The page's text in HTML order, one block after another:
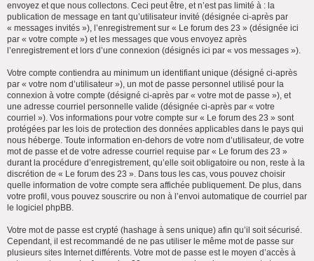
envoyez et que nous collectons. Ceci peut être, et n’est pas limité à : la
publication de message en tant qu’utilisateur invité (désignée ci-après par
« messages invités »), l’enregistrement sur « Le forum des 23 » (désignée ici
par « votre compte ») et les messages que vous envoyez après
l’enregistrement et lors d’une connexion (désignés ici par « vos messages »).
Votre compte contiendra au minimum un identifiant unique (désigné ci-après
par « votre nom d’utilisateur »), un mot de passe personnel utilisé pour la
connexion à votre compte (désigné ci-après par « votre mot de passe »), et
une adresse courriel personnelle valide (désignée ci-après par « votre
courriel »). Vos informations pour votre compte sur « Le forum des 23 » sont
protégées par les lois de protection des données applicables dans le pays qui
nous héberge. Toute information en-dehors de votre nom d’utilisateur, de votre
mot de passe et de votre adresse courriel requise par « Le forum des 23 »
durant la procédure d’enregistrement, qu’elle soit obligatoire ou non, reste à la
discrétion de « Le forum des 23 ». Dans tous les cas, vous pouvez choisir
quelle information de votre compte sera affichée publiquement. De plus, dans
votre profil, vous pouvez souscrire ou non à l’envoi automatique de courriel par
le logiciel phpBB.
Votre mot de passe est crypté (hashage à sens unique) afin qu’il soit sécurisé.
Cependant, il est recommandé de ne pas utiliser le même mot de passe sur
plusieurs sites Internet différents. Votre mot de passe est le moyen d’accès à